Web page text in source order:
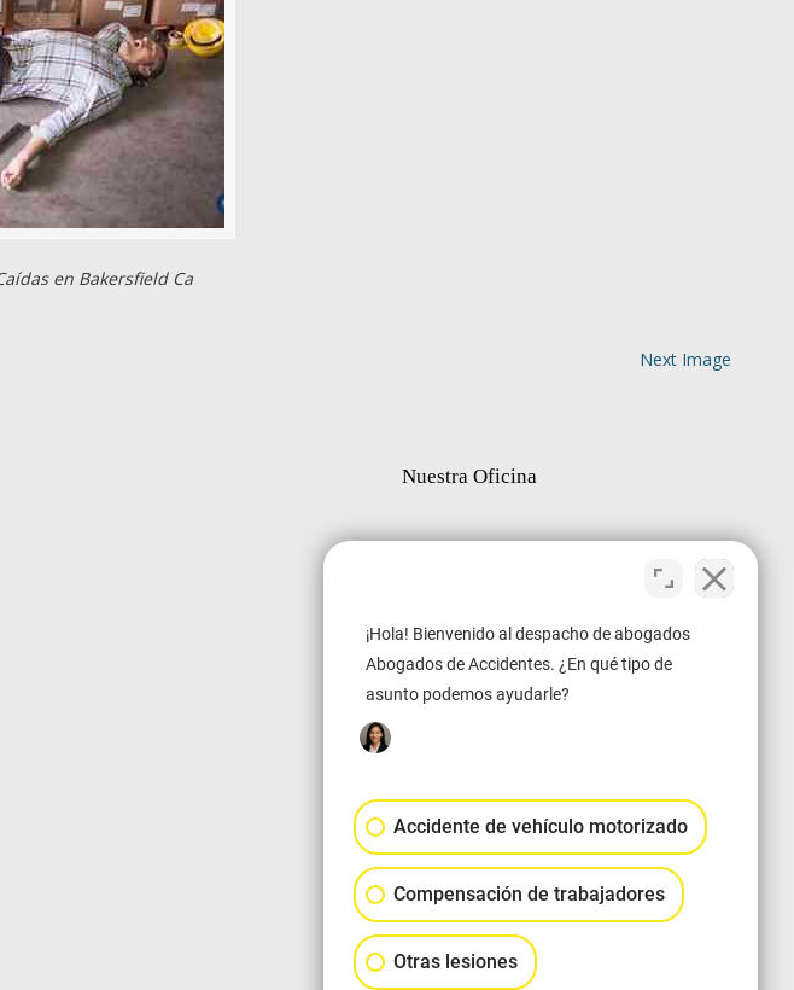
en Bakersfield Ca
Next Image
Nuestra Oficina
¡Hola! Bienvenido al despacho de abogados
Abogados de Accidentes. ¿En qué tipo de
asunto podemos ayudarle?
Accidente de vehículo motorizado
Compensación de trabajadores
Otras lesiones